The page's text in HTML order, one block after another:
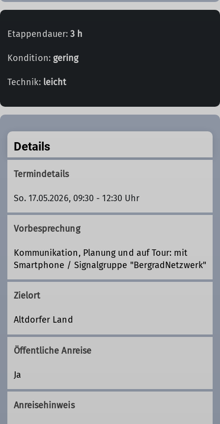
Etappendauer:3 h
Kondition: gering
Technik: leicht
Details
Termindetails
So. 17.05.2026, 09:30 - 12:30 Uhr
Vorbesprechung
Kommunikation, Planung und auf Tour: mit
Smartphone / Signalgruppe "BergradNetzwerk"
Zielort
Altdorfer Land
Öffentliche Anreise
Ja
Anreisehinweis